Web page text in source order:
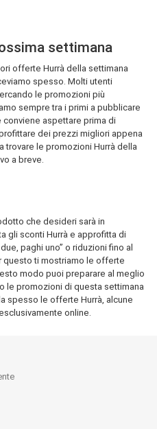
settimana
offerte Hurrà della settimana
spesso. Molti utenti
le promozioni più
sempre tra i primi a pubblicare
aspettare prima di
dei prezzi migliori appena
trovare le promozioni Hurrà della
a breve.
che desideri sarà in
gli sconti Hurrà e approfitta di
paghi uno” o riduzioni fino al
questo ti mostriamo le offerte
modo puoi preparare al meglio
le promozioni di questa settimana
spesso le offerte Hurrà, alcune
online.